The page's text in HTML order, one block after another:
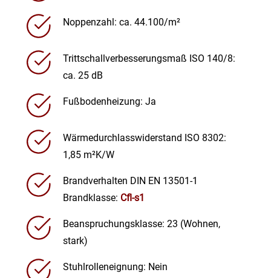
Noppenzahl: ca. 44.100/m²
Trittschallverbesserungsmaß ISO 140/8:
ca. 25 dB
Fußbodenheizung: Ja
Wärmedurchlasswiderstand ISO 8302:
1,85 m²K/W
Brandverhalten DIN EN 13501-1
Brandklasse: Cfl-s1
Beanspruchungsklasse: 23 (Wohnen,
stark)
Stuhlrolleneignung: Nein